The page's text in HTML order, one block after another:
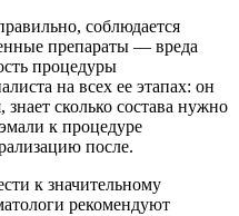
соблюдается
препараты — вреда
процедуры
на всех ее этапах: он
знает сколько состава нужно
к процедуре
после.
к значительному
рекомендуют